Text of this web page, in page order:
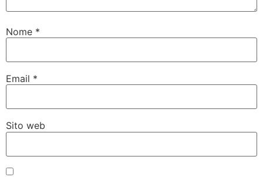
Nome *
Email *
Sito web